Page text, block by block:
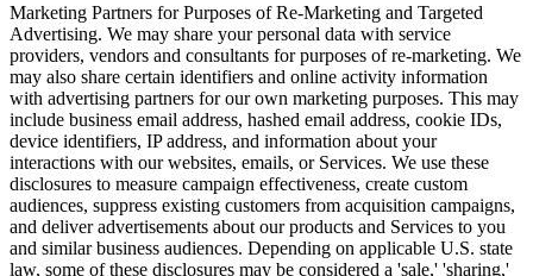
Marketing Partners for Purposes of Re-Marketing and Targeted
Advertising. We may share your personal data with service
providers, vendors and consultants for purposes of re-marketing. We
may also share certain identifiers and online activity information
with advertising partners for our own marketing purposes. This may
include business email address, hashed email address, cookie IDs,
device identifiers, IP address, and information about your
interactions with our websites, emails, or Services. We use these
disclosures to measure campaign effectiveness, create custom
audiences, suppress existing customers from acquisition campaigns,
and deliver advertisements about our products and Services to you
and similar business audiences. Depending on applicable U.S. state
law, some of these disclosures may be considered a 'sale,' 'sharing,'